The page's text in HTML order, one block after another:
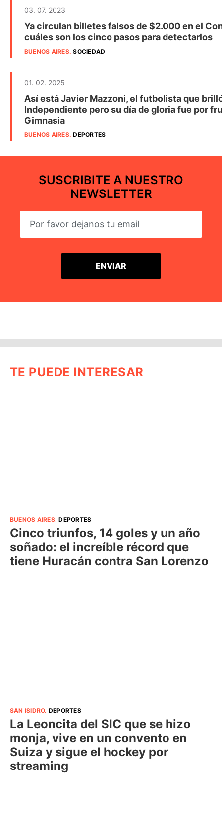
03. 07. 2023
Ya circulan billetes falsos de $2.000 en el
cuáles son los cinco pasos para detectarlos
BUENOS AIRES.SOCIEDAD
01. 02. 2025
Así está Javier Mazzoni, el futbolista que
Independiente pero su día de gloria fue por
Gimnasia
BUENOS AIRES.DEPORTES
SUSCRIBITE A NUESTRO
NEWSLETTER
TE PUEDE INTERESAR
BUENOS AIRES.DEPORTES
Cinco triunfos, 14 goles y un año
soñado: el increíble récord que
tiene Huracán contra San Lorenzo
SAN ISIDRO. DEPORTES
La Leoncita del SIC que se hizo
monja, vive en un convento en
Suiza y sigue el hockey por
streaming